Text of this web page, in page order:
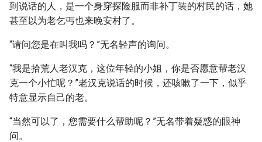
到说话的人，是一个身穿探险服而非补丁装的村民的话，她
甚至以为老乞丐也来晚安村了。
“请问您是在叫我吗？”无名轻声的询问。
“我是拾荒人老汉克，这位年轻的小姐，你是否愿意帮老汉
克一个小忙呢？”老汉克说话的时候，还咳嗽了一下，似乎
特意显示自己的老。
“当然可以了，您需要什么帮助呢？”无名带着疑惑的眼神
问。